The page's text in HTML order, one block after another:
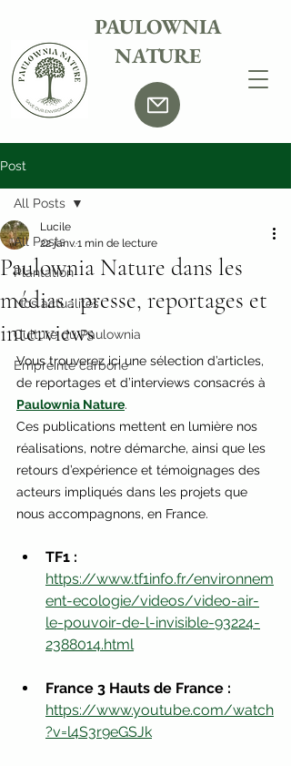
PAULOWNIA
NATURE
Post
All Posts
Plantation
Nos actualités
Culture du Paulownia
Empreinte carbone
All Posts
Paulownia Nature dans les
médias : presse, reportages et
interviews
Lucile
22 janv.1 min de lecture
Vous trouverez ici une sélection d’articles,
de reportages et d’interviews consacrés à
Paulownia Nature.
Ces publications mettent en lumière nos
réalisations, notre démarche, ainsi que les
retours d’expérience et témoignages des
acteurs impliqués dans les projets que
nous accompagnons, en France.
TF1 :
https://www.tf1info.fr/environnem
ent-ecologie/videos/video-air-
le-pouvoir-de-l-invisible-93224-
2388014.html
France 3 Hauts de France :
https://www.youtube.com/watch
?v=l4S3r9eGSJk